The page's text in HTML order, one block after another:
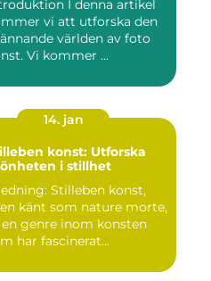
I denna artikel
vi att utforska den
världen av foto
Vi kommer ...
14. jan
konst: Utforska
i stillhet
Stilleben konst,
känt som nature morte,
genre inom konsten
har fascinerat...